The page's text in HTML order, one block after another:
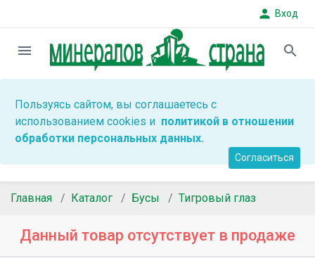
person Вход
menu search
Пользуясь сайтом, вы соглашаетесь с
использованием cookies и политикой в отношении
обработки персональных данных.
Согласиться
Главная Каталог Бусы Тигровый глаз
Данный товар отсутствует в продаже